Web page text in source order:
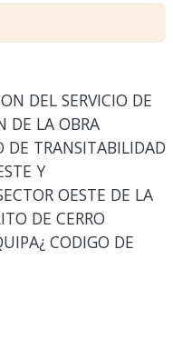
DEL SERVICIO DE
DE LA OBRA
DE TRANSITABILIDAD
Y
OESTE DE LA
DE CERRO
CODIGO DE